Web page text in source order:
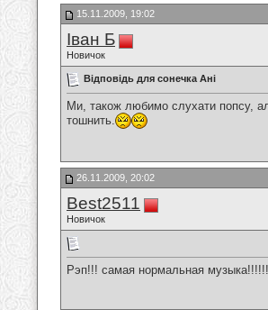
15.11.2009, 19:02
Іван Б
Новичок
Відповідь для сонечка Ані
Ми, також любимо слухати попсу,
тошнить.
26.11.2009, 20:02
Best2511
Новичок
Рэп!!! самая нормальная